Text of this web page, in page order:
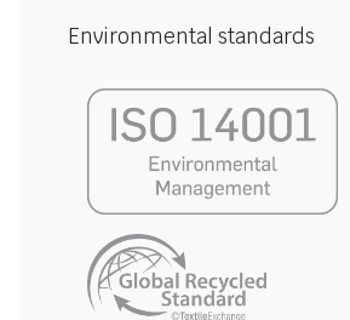
Environmental standards